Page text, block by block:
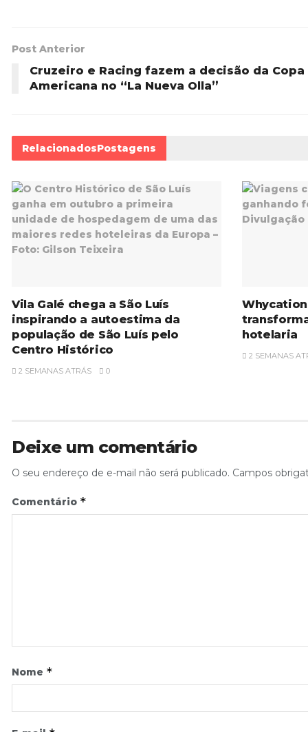
Post Anterior
Cruzeiro e Racing fazem a decisão da Copa
Americana no “La Nueva Olla”
RelacionadosPostagens
Vila Galé chega a São Luís
inspirando a autoestima da
população de São Luís pelo
Centro Histórico
2 SEMANAS ATRÁS 0
hotelaria
2 SEMANAS
Deixe um comentário
O seu endereço de e-mail não será publicado. Campos
Comentário *
Nome *